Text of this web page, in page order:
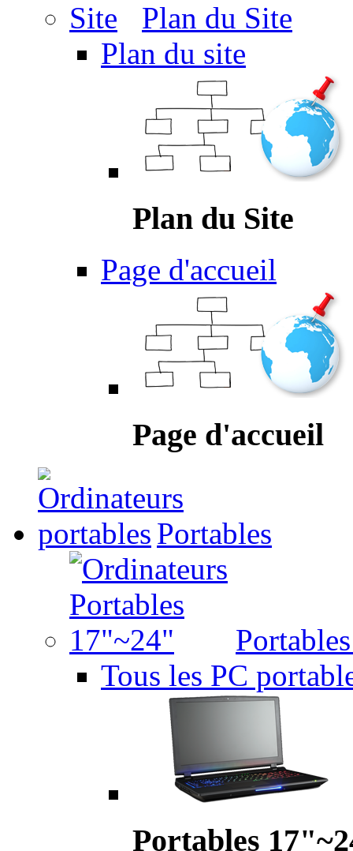
Plan du Site
Plan du site
Plan du Site
Page d'accueil
Page d'accueil
Portables
Tous les PC
Portables